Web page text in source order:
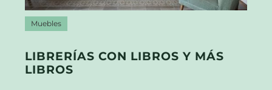
Muebles
LIBRERÍAS CON LIBROS Y MÁS
LIBROS